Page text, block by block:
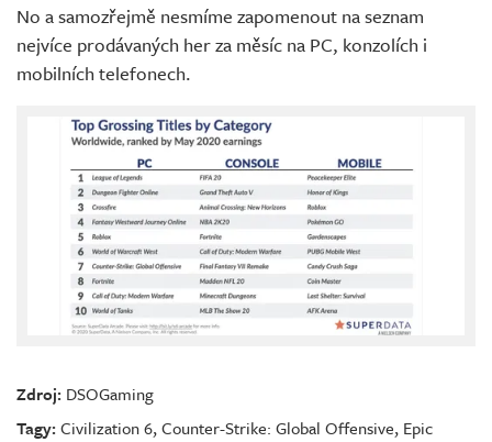
No a samozřejmě nesmíme zapomenout na seznam
nejvíce prodávaných her za měsíc na PC, konzolích i
mobilních telefonech.
Zdroj: DSOGaming
Tagy:Civilization 6,Counter-Strike: Global Offensive, Epic